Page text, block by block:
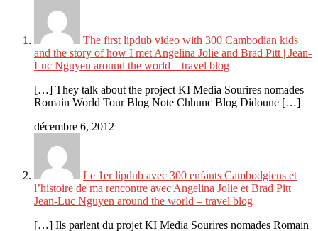
The first lipdub video with 300 Cambodian kids
and the story of how I met Angelina Jolie and Brad Pitt | Jean-
Luc Nguyen around the world – travel blog
[…] They talk about the project KI Media Sourires nomades
Romain World Tour Blog Note Chhunc Blog Didoune […]
décembre 6, 2012
Le 1er lipdub avec 300 enfants Cambodgiens et
l’histoire de ma rencontre avec Angelina Jolie et Brad Pitt |
Jean-Luc Nguyen around the world – travel blog
[…] Ils parlent du projet KI Media Sourires nomades Romain